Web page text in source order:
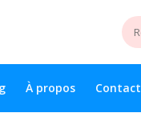
À propos Contact
Assistance digitale